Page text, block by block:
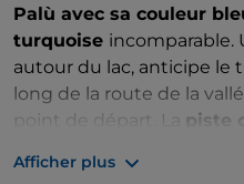
Palù avec sa couleur
turquoise incomparable.
autour du lac, anticipe le
long de la route de la
point de départ. La
piste
Afficher plus